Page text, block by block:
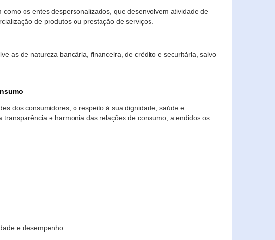
os entes despersonalizados, que desenvolvem atividade de
de produtos ou prestação de serviços.
as de natureza bancária, financeira, de crédito e securitária, salvo
dos consumidores, o respeito à sua dignidade, saúde e
e harmonia das relações de consumo, atendidos os
e desempenho.